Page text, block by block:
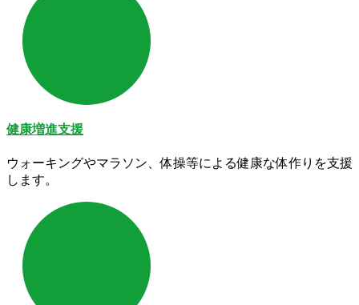
健康増進支援
ウォーキングやマラソン、体操等による健康な体作りを支援
します。